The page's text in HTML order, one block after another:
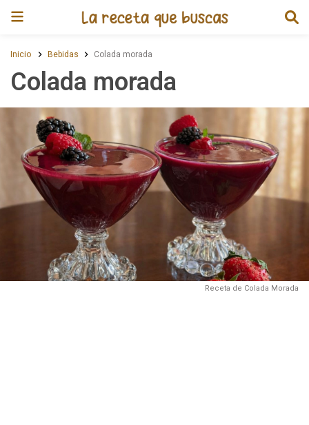
Inicio Bebidas Colada morada
Colada morada
Receta de Colada Morada